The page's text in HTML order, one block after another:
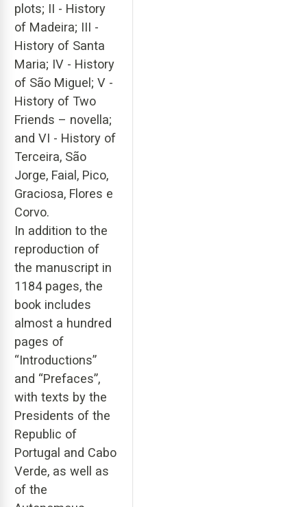
plots; II - History
of Madeira; III -
History of Santa
Maria; IV - History
of São Miguel; V -
History of Two
Friends – novella;
and VI - History of
Terceira, São
Jorge, Faial, Pico,
Graciosa, Flores e
Corvo.
In addition to the
reproduction of
the manuscript in
1184 pages, the
book includes
almost a hundred
pages of
“Introductions”
and “Prefaces”,
with texts by the
Presidents of the
Republic of
Portugal and Cabo
Verde, as well as
of the